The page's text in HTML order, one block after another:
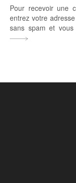
Pour recevoir une
entrez votre
sans spam et